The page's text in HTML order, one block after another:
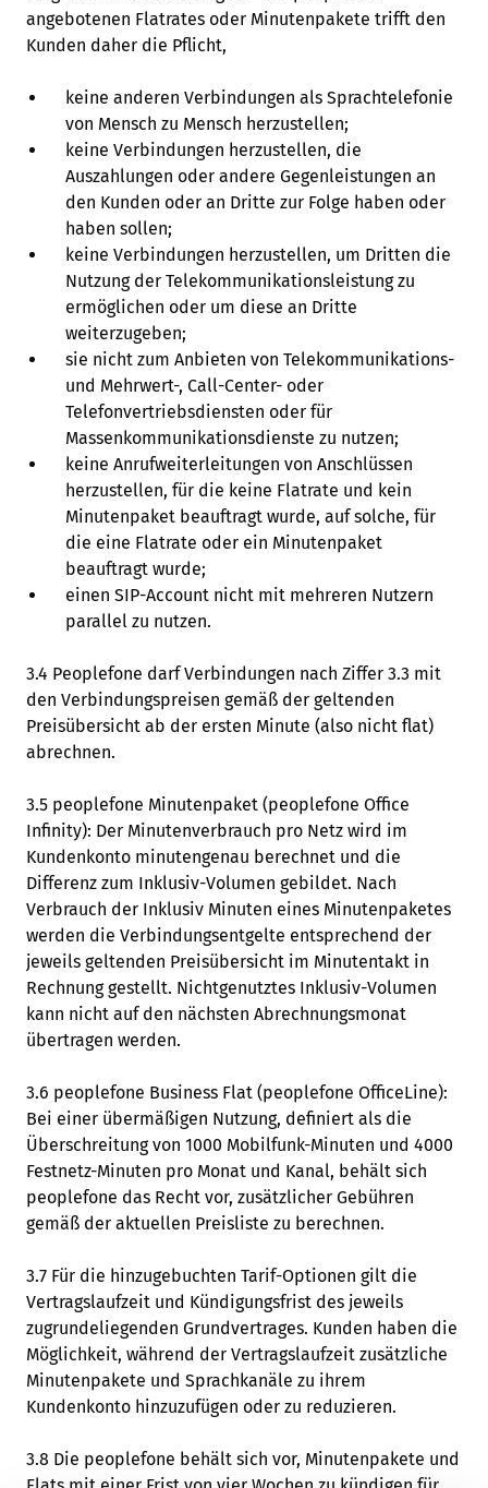
angebotenen Flatrates oder Minutenpakete trifft den
Kunden daher die Pflicht,
keine anderen Verbindungen als Sprachtelefonie
von Mensch zu Mensch herzustellen;
keine Verbindungen herzustellen, die
Auszahlungen oder andere Gegenleistungen an
den Kunden oder an Dritte zur Folge haben oder
haben sollen;
keine Verbindungen herzustellen, um Dritten die
Nutzung der Telekommunikationsleistung zu
ermöglichen oder um diese an Dritte
weiterzugeben;
sie nicht zum Anbieten von Telekommunikations-
und Mehrwert-, Call-Center- oder
Telefonvertriebsdiensten oder für
Massenkommunikationsdienste zu nutzen;
keine Anrufweiterleitungen von Anschlüssen
herzustellen, für die keine Flatrate und kein
Minutenpaket beauftragt wurde, auf solche, für
die eine Flatrate oder ein Minutenpaket
beauftragt wurde;
einen SIP-Account nicht mit mehreren Nutzern
parallel zu nutzen.
3.4 Peoplefone darf Verbindungen nach Ziffer 3.3 mit
den Verbindungspreisen gemäß der geltenden
Preisübersicht ab der ersten Minute (also nicht flat)
abrechnen.
3.5 peoplefone Minutenpaket (peoplefone Office
Infinity): Der Minutenverbrauch pro Netz wird im
Kundenkonto minutengenau berechnet und die
Differenz zum Inklusiv-Volumen gebildet. Nach
Verbrauch der Inklusiv Minuten eines Minutenpaketes
werden die Verbindungsentgelte entsprechend der
jeweils geltenden Preisübersicht im Minutentakt in
Rechnung gestellt. Nichtgenutztes Inklusiv-Volumen
kann nicht auf den nächsten Abrechnungsmonat
übertragen werden.
3.6 peoplefone Business Flat (peoplefone OfficeLine):
Bei einer übermäßigen Nutzung, definiert als die
Überschreitung von 1000 Mobilfunk-Minuten und 4000
Festnetz-Minuten pro Monat und Kanal, behält sich
peoplefone das Recht vor, zusätzlicher Gebühren
gemäß der aktuellen Preisliste zu berechnen.
3.7 Für die hinzugebuchten Tarif-Optionen gilt die
Vertragslaufzeit und Kündigungsfrist des jeweils
zugrundeliegenden Grundvertrages. Kunden haben die
Möglichkeit, während der Vertragslaufzeit zusätzliche
Minutenpakete und Sprachkanäle zu ihrem
Kundenkonto hinzuzufügen oder zu reduzieren.
3.8 Die peoplefone behält sich vor, Minutenpakete und